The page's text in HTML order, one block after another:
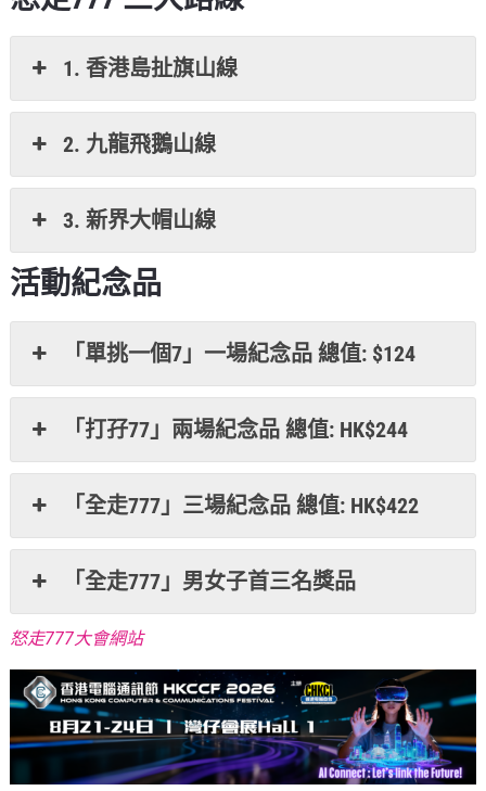
1. 香港島扯旗山線
2. 九龍飛鵝山線
3. 新界大帽山線
​活動紀念品
「單挑一個7」一場紀念品 總值: $124
「打孖77」兩場紀念品 總值: HK$244
「全走777」三場紀念品 總值: HK$422
「全走777」男女子首三名獎品
怒走777大會網站